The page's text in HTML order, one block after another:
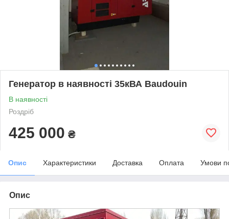
Генератор в наявності 35кВА Baudouin
В наявності
Роздріб
425 000 ₴
Опис Характеристики Доставка Оплата Умови
Опис